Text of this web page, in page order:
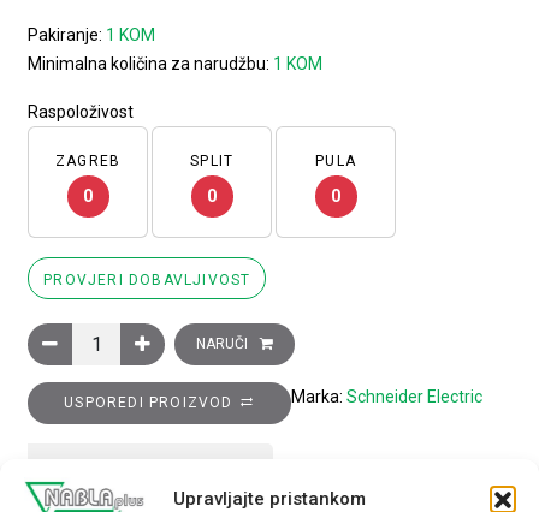
Upravljajte pristankom
Pakiranje: 1 KOM
Minimalna količina za narudžbu: 1 KOM
Raspoloživost
ZAGREB
0
SPLIT
0
PULA
0
PROVJERI DOBAVLJIVOST
Glava izborne preklopke promjera 22, 2 položaja,
NARUČI
USPOREDI PROIZVOD Marka: Schneider Electric